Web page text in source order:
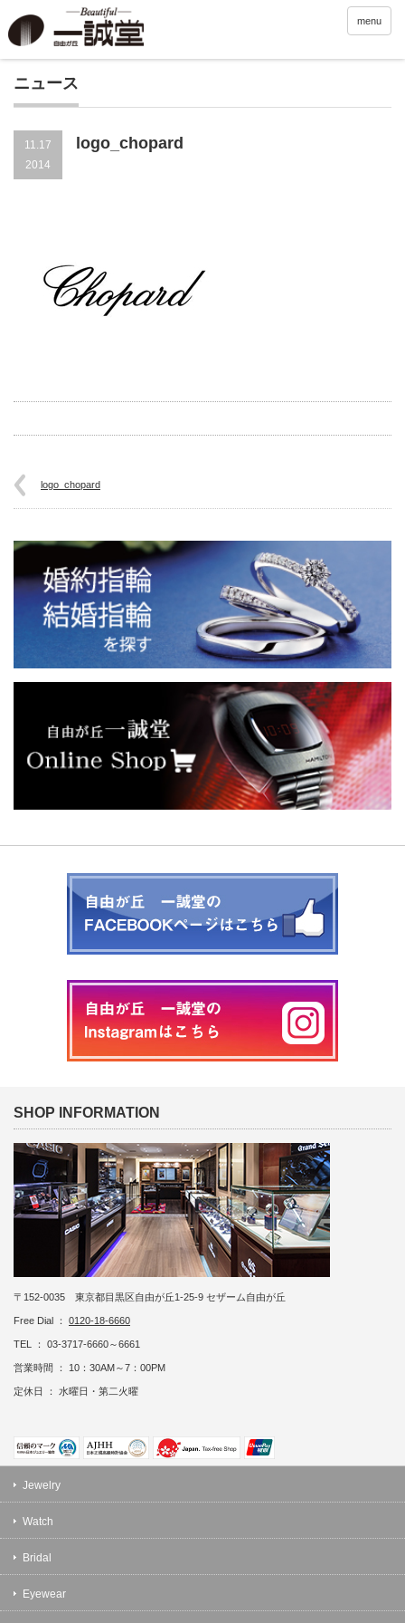
menu
ニュース
11.17
2014
logo_chopard
logo_chopard
SHOP INFORMATION
〒152-0035 東京都目黒区自由が丘1-25-9 セザーム自由が丘
Free Dial ： 0120-18-6660
TEL ： 03-3717-6660～6661
営業時間 ： 10：30AM～7：00PM
定休日 ： 水曜日・第二火曜
Jewelry
Watch
Bridal
Eyewear